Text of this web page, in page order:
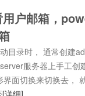
户邮箱，
目录时， 通常创建
服务器上手工
面切换来切换去，
[详细]